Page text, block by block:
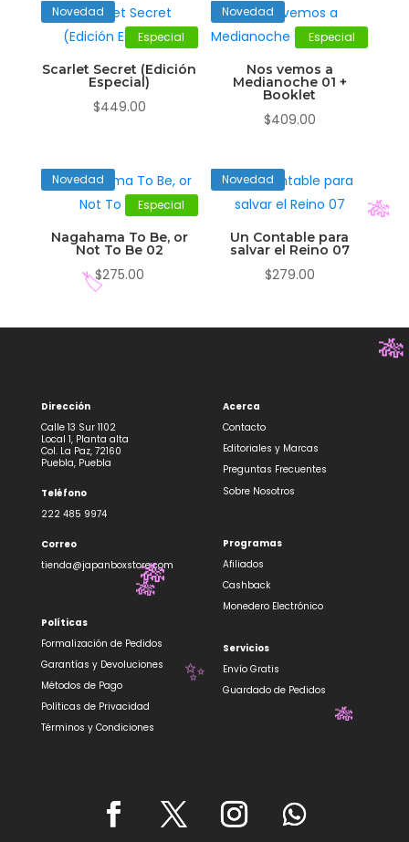
Especial
Novedad
Scarlet Secret (Edición
Especial)
$449.00
Especial
Novedad
Nos vemos a
Medianoche 01 +
Booklet
$409.00
Especial
Novedad
Nagahama To Be, or
Not To Be 02
$275.00
Novedad
Un Contable para
salvar el Reino 07
$279.00
Dirección
Calle 13 Sur 1102
Local 1, Planta alta
Col. La Paz, 72160
Puebla, Puebla
Teléfono
222 485 9974
Correo
tienda@japanboxstore.com
Políticas
Formalización de Pedidos
Garantías y Devoluciones
Métodos de Pago
Políticas de Privacidad
Términos y Condiciones
Acerca
Contacto
Editoriales y Marcas
Preguntas Frecuentes
Sobre Nosotros
Programas
Afiliados
Cashback
Monedero Electrónico
Servicios
Envío Gratis
Guardado de Pedidos
🎋
🎋
🏷️